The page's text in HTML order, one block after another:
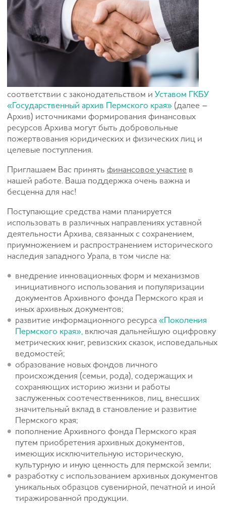
соответствии с законодательством и Уставом ГКБУ
«Государственный архив Пермского края» (далее –
Архив) источниками формирования финансовых
ресурсов Архива могут быть добровольные
пожертвования юридических и физических лиц и
целевые поступления.
Приглашаем Вас принять финансовое участие в
нашей работе. Ваша поддержка очень важна и
бесценна для нас!
Поступающие средства нами планируется
использовать в различных направлениях уставной
деятельности Архива, связанных с сохранением,
приумножением и распространением исторического
наследия западного Урала, в том числе на:
внедрение инновационных форм и механизмов
инициативного использования и популяризации
документов Архивного фонда Пермского края и
иных архивных документов;
развитие информационного ресурса «Поколения
Пермского края», включая дальнейшую оцифровку
метрических книг, ревизских сказок, исповедальных
ведомостей;
образование новых фондов личного
происхождения (семьи, рода), содержащих и
сохраняющих историю жизни и работы
заслуженных соотечественников, лиц, внесших
значительный вклад в становление и развитие
Пермского края;
пополнение Архивного фонда Пермского края
путем приобретения архивных документов,
имеющих исключительную историческую,
культурную и иную ценность для пермской земли;
разработку с использованием архивных документов
уникальных образцов сувенирной, печатной и иной
тиражированной продукции.